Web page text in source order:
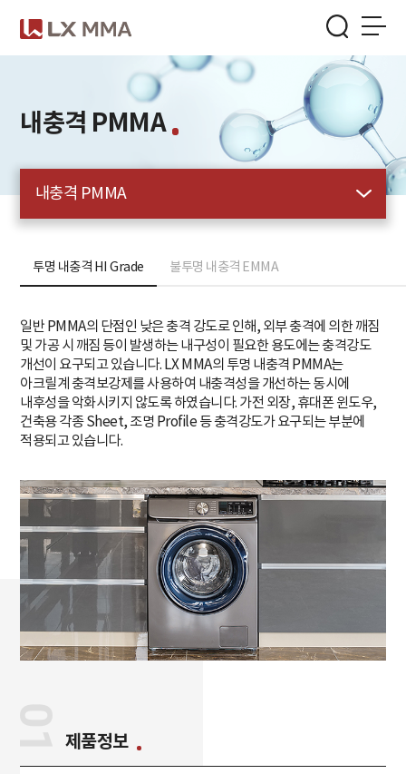
menu
/
내충격 PMMA
내충격 PMMA
투명 내충격 HI Grade 불투명 내충격 EMMA
일반 PMMA의 단점인 낮은 충격 강도로 인해, 외부 충격에 의한 깨짐
및 가공 시 깨짐 등이 발생하는 내구성이 필요한 용도에는 충격강도
개선이 요구되고 있습니다. LX MMA의 투명 내충격 PMMA는
아크릴계 충격보강제를 사용하여 내충격성을 개선하는 동시에
내후성을 악화시키지 않도록 하였습니다. 가전 외장, 휴대폰 윈도우,
건축용 각종 Sheet, 조명 Profile 등 충격강도가 요구되는 부분에
적용되고 있습니다.
제품정보